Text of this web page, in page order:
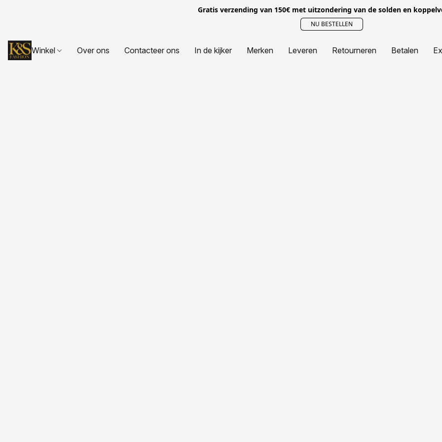
Gratis verzending van 150€ met uitzondering van de solden en
NU BESTELLEN
Winkel Over ons Contacteer ons In de kijker Merken Leveren Retourneren Betalen